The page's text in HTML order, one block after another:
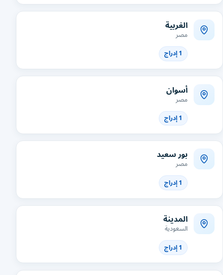
الغربية
مصر
1 إدراج
أسوان
مصر
1 إدراج
بور سعيد
مصر
1 إدراج
المدينة
السعودية
1 إدراج